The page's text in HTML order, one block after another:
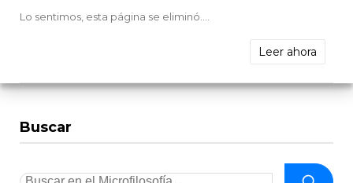
Lo sentimos, esta página se eliminó....
Leer ahora
Buscar